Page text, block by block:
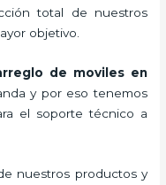
total de nuestros
objetivo.
de moviles en
y por eso tenemos
el soporte técnico a
nuestros productos y